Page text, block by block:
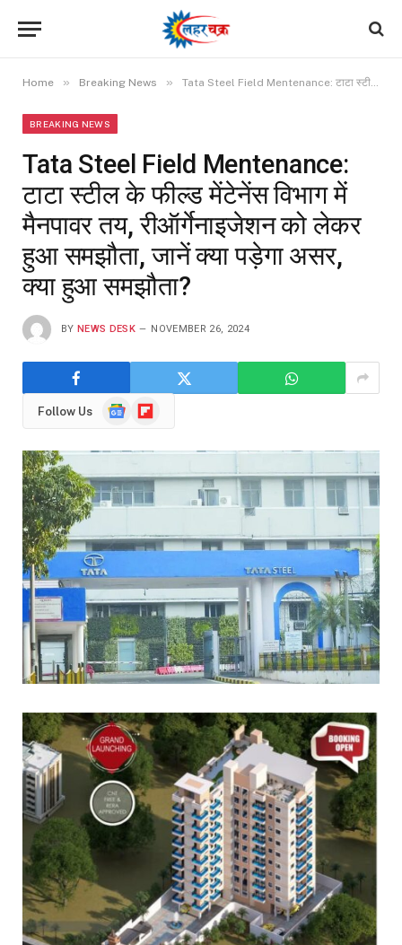
Home » Breaking News » Tata Steel Field Mentenance: टाटा स्टील के फील्ड मेंटेनेंस विभाग में मैनपावर तय, रीऑर्गेनाइजेशन को लेकर हुआ समझौता, जानें क्या पड़ेगा असर, क्या हुआ समझौता?
BREAKING NEWS
Tata Steel Field Mentenance:
टाटा स्टील के फील्ड मेंटेनेंस विभाग में
मैनपावर तय, रीऑर्गेनाइजेशन को लेकर
हुआ समझौता, जानें क्या पड़ेगा असर,
क्या हुआ समझौता?
BY NEWS DESK NOVEMBER 26, 2024
Follow Us
GoogleFlipboard